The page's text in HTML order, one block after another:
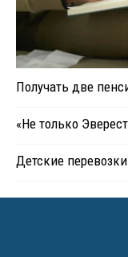
Получать две
«Не только
Детские